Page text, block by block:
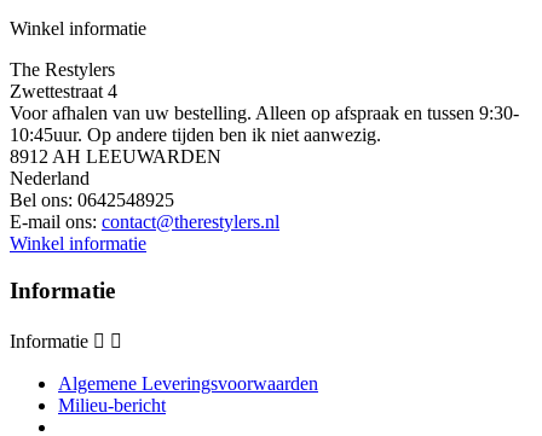
Winkel informatie
The Restylers
Zwettestraat 4
Voor afhalen van uw bestelling. Alleen op afspraak en tussen 9:30-
10:45uur. Op andere tijden ben ik niet aanwezig.
8912 AH LEEUWARDEN
Nederland
Bel ons: 0642548925
E-mail ons: contact@therestylers.nl
Winkel informatie
Informatie
Informatie  
Algemene Leveringsvoorwaarden
Milieu-bericht